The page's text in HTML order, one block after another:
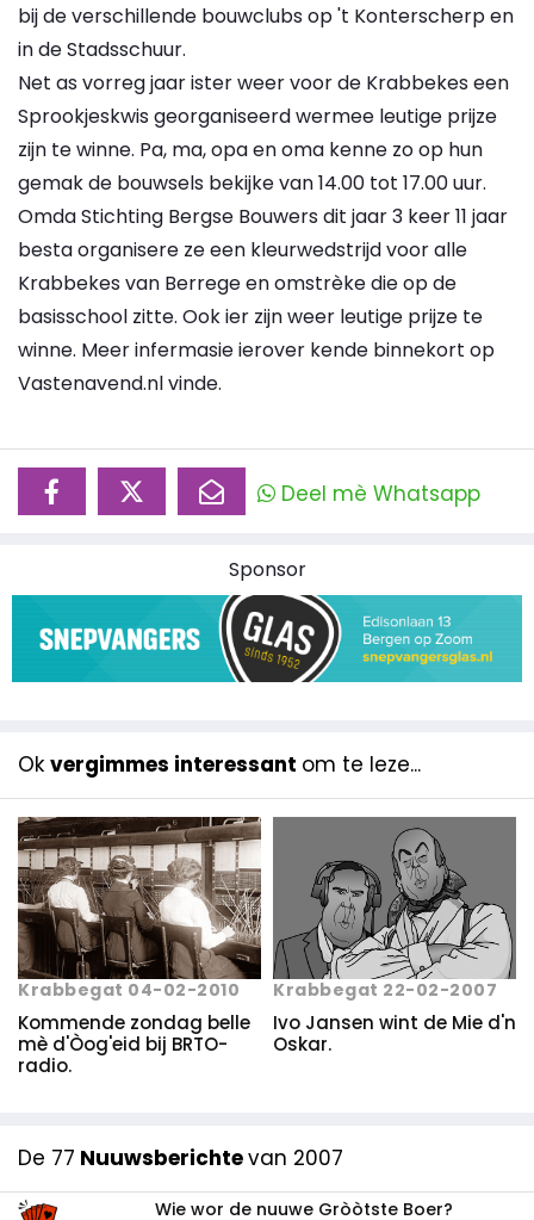
bij de verschillende bouwclubs op 't Konterscherp en
in de Stadsschuur.
Net as vorreg jaar ister weer voor de Krabbekes een
Sprookjeskwis georganiseerd wermee leutige prijze
zijn te winne. Pa, ma, opa en oma kenne zo op hun
gemak de bouwsels bekijke van 14.00 tot 17.00 uur.
Omda Stichting Bergse Bouwers dit jaar 3 keer 11 jaar
besta organisere ze een kleurwedstrijd voor alle
Krabbekes van Berrege en omstrèke die op de
basisschool zitte. Ook ier zijn weer leutige prijze te
winne. Meer infermasie ierover kende binnekort op
Vastenavend.nl vinde.
Deel mè Whatsapp
Sponsor
Ok vergimmes interessant om te leze...
Krabbegat 04-02-2010
Kommende zondag belle
mè d'Òog'eid bij BRTO-
radio.
Krabbegat 22-02-2007
Ivo Jansen wint de Mie d'n
Oskar.
De 77 Nuuwsberichtevan 2007
Wie wor de nuuwe Gròòtste Boer?